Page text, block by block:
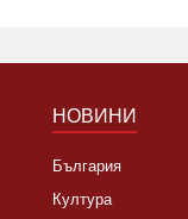
НОВИНИ
България
Култура